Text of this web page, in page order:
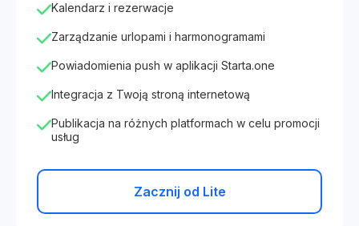
Kalendarz i rezerwacje
Zarządzanie urlopami i harmonogramami
Powiadomienia push w aplikacji Starta.one
Integracja z Twoją stroną internetową
Publikacja na różnych platformach w celu promocji
usług
Zacznij od Lite